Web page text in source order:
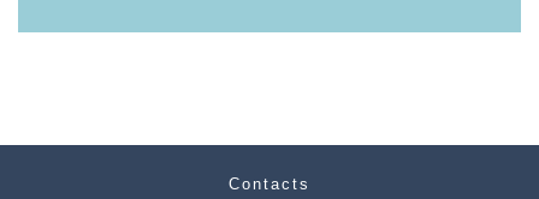
Contacts